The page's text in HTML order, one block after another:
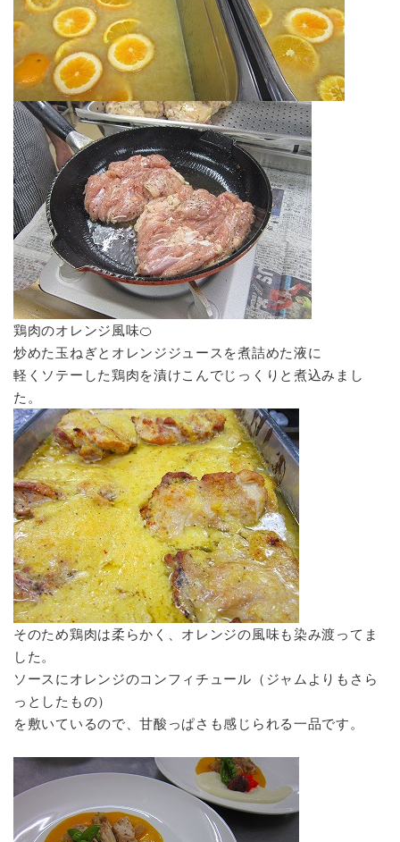
鶏肉のオレンジ風味🍊
炒めた玉ねぎとオレンジジュースを煮詰めた液に
軽くソテーした鶏肉を漬けこんでじっくりと煮込みまし
た。
そのため鶏肉は柔らかく、オレンジの風味も染み渡ってま
した。
ソースにオレンジのコンフィチュール（ジャムよりもさら
っとしたもの）
を敷いているので、甘酸っぱさも感じられる一品です。